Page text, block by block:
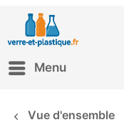
Menu
Vue d'ensemble